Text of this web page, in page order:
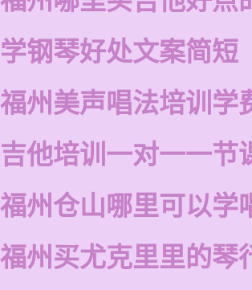
学钢琴好处文案简短
福州美声唱法培训学
吉他培训一对一一节
福州仓山哪里可以学
福州买尤克里里的琴